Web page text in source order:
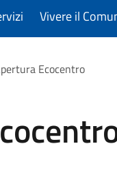
Vivere il
Ecocentro